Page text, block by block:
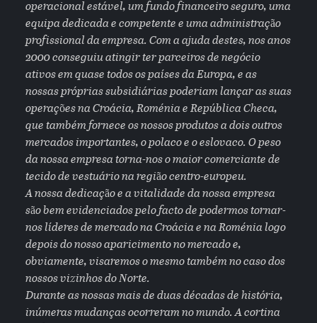
operacional estável, um fundo financeiro seguro, uma
equipa dedicada e competente e uma administração
profissional da empresa. Com a ajuda destes, nos anos
2000 conseguiu atingir ter parceiros de negócio
ativos em quase todos os países da Europa, e as
nossas próprias subsidiárias poderiam lançar as suas
operações na Croácia, Roménia e República Checa,
que também fornece os nossos produtos a dois outros
mercados importantes, o polaco e o eslovaco. O peso
da nossa empresa torna-nos o maior comerciante de
tecido de vestuário na região centro-europeu.
A nossa dedicação e a vitalidade da nossa empresa
são bem evidenciados pelo facto de podermos tornar-
nos líderes de mercado na Croácia e na Roménia logo
depois do nosso aparicimento no mercado e,
obviamente, visaremos o mesmo também no caso dos
nossos vizinhos do Norte.
Durante as nossas mais de duas décadas de história,
inúmeras mudanças ocorreram no mundo. A cortina